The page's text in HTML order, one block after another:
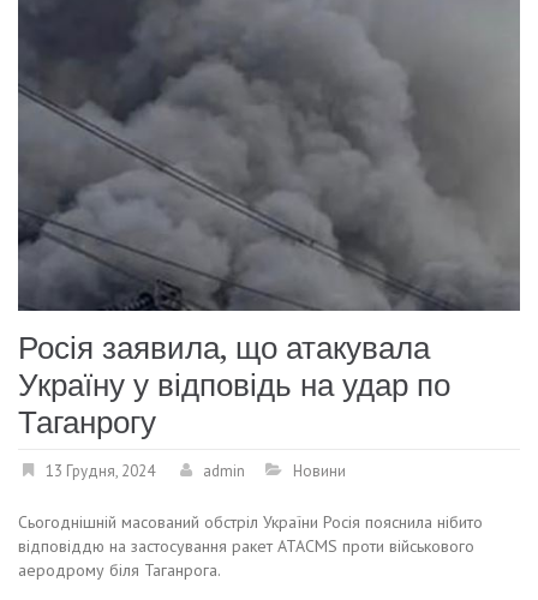
Росія заявила, що атакувала
Україну у відповідь на удар по
Таганрогу
13 Грудня, 2024 admin Новини
Сьогоднішній масований обстріл України Росія пояснила нібито
відповіддю на застосування ракет ATACMS проти військового
аеродрому біля Таганрога.